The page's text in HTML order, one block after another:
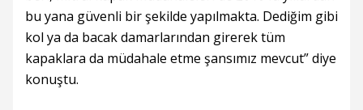
bu yana güvenli bir şekilde yapılmakta. Dediğim gibi
kol ya da bacak damarlarından girerek tüm
kapaklara da müdahale etme şansımız mevcut” diye
konuştu.